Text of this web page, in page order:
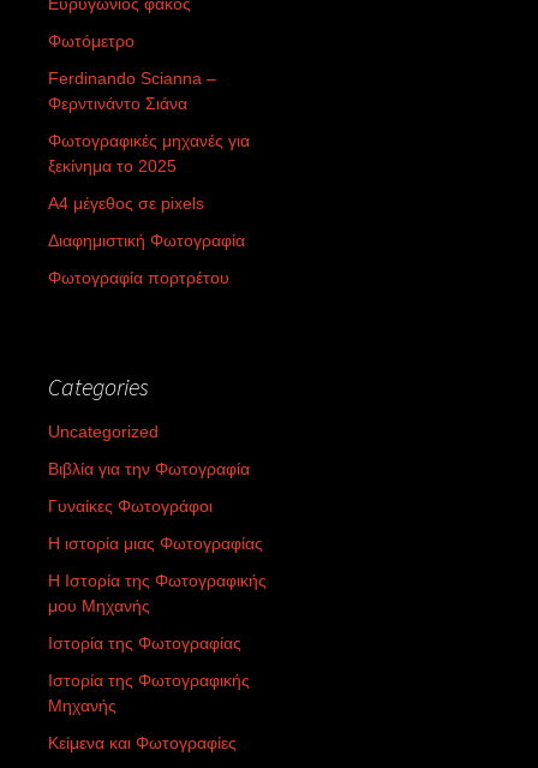
Φωτόμετρο
Ferdinando Scianna –
Φερντινάντο Σιάνα
Φωτογραφικές μηχανές για
ξεκίνημα το 2025
Α4 μέγεθος σε pixels
Διαφημιστική Φωτογραφία
Φωτογραφία πορτρέτου
Categories
Uncategorized
Βιβλία για την Φωτογραφία
Γυναίκες Φωτογράφοι
Η ιστορία μιας Φωτογραφίας
Η Ιστορία της Φωτογραφικής
μου Μηχανής
Ιστορία της Φωτογραφίας
Ιστορία της Φωτογραφικής
Μηχανής
Κείμενα και Φωτογραφίες